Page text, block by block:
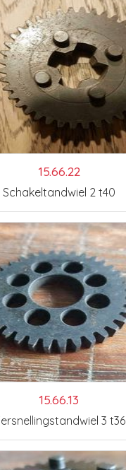
15.66.22
Schakeltandwiel 2 t40
15.66.13
3 t36